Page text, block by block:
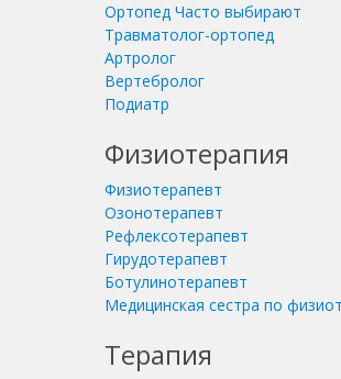
Ортопед Часто выбирают
Травматолог-ортопед
Артролог
Вертебролог
Подиатр
Физиотерапия
Физиотерапевт
Озонотерапевт
Рефлексотерапевт
Гирудотерапевт
Ботулинотерапевт
Медицинская сестра по
Терапия